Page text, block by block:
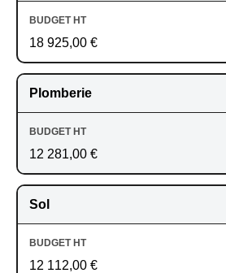
18 925,00 €
Plomberie
12 281,00 €
Sol
12 112,00 €